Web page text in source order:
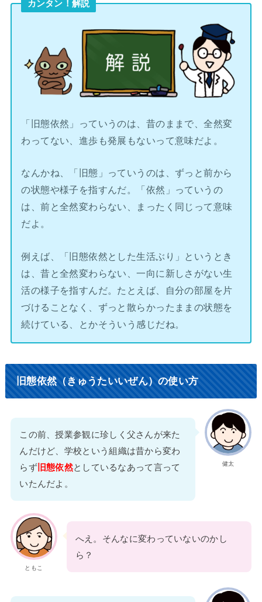
カンタン！解説
「旧態依然」っていうのは、昔のままで、全然変
わってない、進歩も発展もないって意味だよ。
なんかね、「旧態」っていうのは、ずっと前から
の状態や様子を指すんだ。「依然」っていうの
は、前と全然変わらない、まったく同じって意味
だよ。
例えば、「旧態依然とした生活ぶり」というとき
は、昔と全然変わらない、一向に新しさがない生
活の様子を指すんだ。たとえば、自分の部屋を片
づけることなく、ずっと散らかったままの状態を
続けている、とかそういう感じだね。
旧態依然（きゅうたいいぜん）の使い方
健太
この前、授業参観に珍しく父さんが来た
んだけど、学校という組織は昔から変わ
らず旧態依然としているなあって言って
いたんだよ。
ともこ
へえ。そんなに変わっていないのかし
ら？